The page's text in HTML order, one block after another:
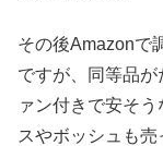
その後Amazonで
ですが、同等品
ァン付きで安そ
スやボッシュも